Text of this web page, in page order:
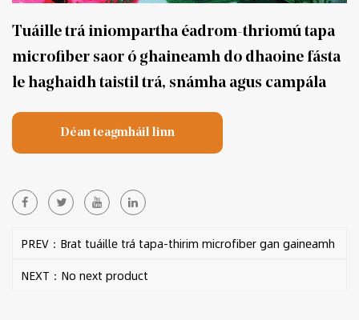
Tuáille trá iniompartha éadrom-thriomú tapa
microfiber saor ó ghaineamh do dhaoine fásta
le haghaidh taistil trá, snámha agus campála
Déan teagmháil linn
PREV：Brat tuáille trá tapa-thirim microfiber gan gaineamh
NEXT：No next product